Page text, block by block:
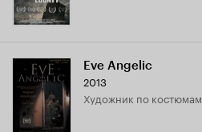
Eve Angelic
2013
Художник по костюмам